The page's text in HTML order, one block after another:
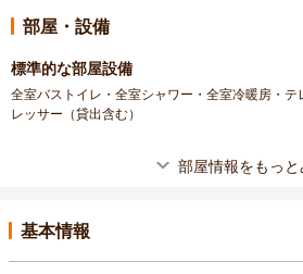
部屋・設備
標準的な部屋設備
全室バストイレ・全室シャワー・全室冷暖房・
レッサー（貸出含む）
部屋情報をもっと
基本情報